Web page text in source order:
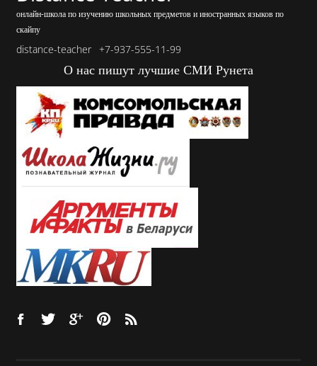
онлайн-школа по изучению школьных предметов и иностранных языков по
скайпу
distance-teacher +7-937-555-11-99
О нас пишут лучшие СМИ Рунета